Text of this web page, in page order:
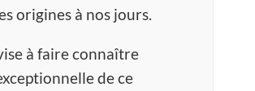
origines à nos jours.
à faire connaître
de ce